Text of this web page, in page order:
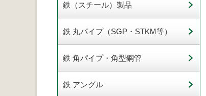
鉄（スチール）製品
鉄 丸パイプ（SGP・STKM等）
鉄 角パイプ・角型鋼管
鉄 アングル